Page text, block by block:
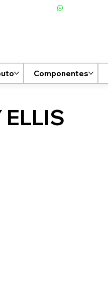
Componentes
ELLIS